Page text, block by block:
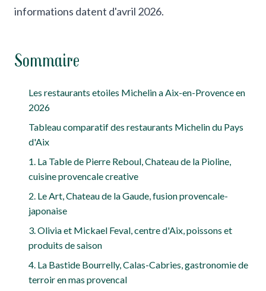
informations datent d'avril 2026.
Sommaire
Les restaurants etoiles Michelin a Aix-en-Provence en
2026
Tableau comparatif des restaurants Michelin du Pays
d'Aix
1. La Table de Pierre Reboul, Chateau de la Pioline,
cuisine provencale creative
2. Le Art, Chateau de la Gaude, fusion provencale-
japonaise
3. Olivia et Mickael Feval, centre d'Aix, poissons et
produits de saison
4. La Bastide Bourrelly, Calas-Cabries, gastronomie de
terroir en mas provencal